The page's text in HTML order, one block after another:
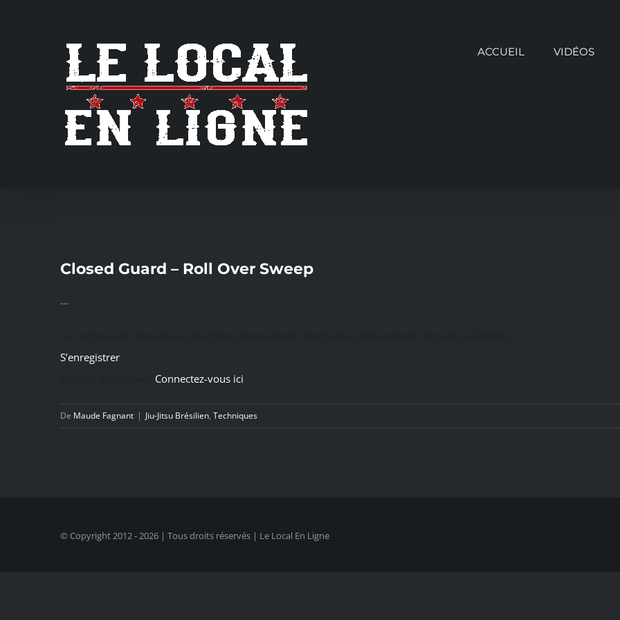
ACCUEIL VIDÉOS
Closed Guard – Roll Over Sweep
…
S’enregistrer
Connectez-vous ici
De Maude Fagnant | Jiu-Jitsu Brésilien, Techniques
© Copyright 2012 -2026 | Tous droits réservés | Le Local En Ligne